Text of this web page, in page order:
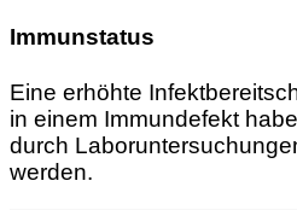
Immunstatus
Eine erhöhte
in einem Immundefekt
durch
werden.